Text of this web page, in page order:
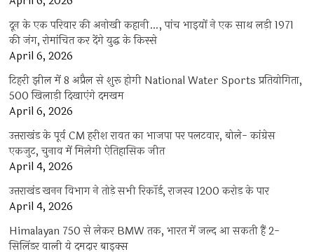
दून के एक परिवार की अनोखी कहानी…, पांच भाइयों ने एक साथ लड़ी 1971
की जंग, रोमांचित कर देंगे युद्ध के किस्से
April 6, 2026
टिहरी झील में 8 अप्रैल से शुरू होगी National Water Sports प्रतियोगिता,
500 खिलाड़ी दिखाएंगे दमखम
April 6, 2026
उत्तराखंड के पूर्व CM हरीश रावत का भाजपा पर पलटवार, बोले- कांग्रेस
एकजुट, चुनाव में मिलेगी ऐतिहासिक जीत
April 4, 2026
उत्तराखंड खनन विभाग ने तोड़े सभी रिकॉर्ड, राजस्व 1200 करोड़ के पार
April 4, 2026
Himalayan 750 से लेकर BMW तक, भारत में जल्द आ सकती हैं 2-
सिलिंडर वाली ये दमदार बाइक्स